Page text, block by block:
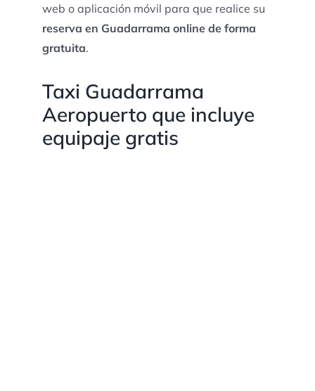
web o aplicación móvil para que realice su
reserva en Guadarrama online de forma
gratuita.
Taxi Guadarrama
Aeropuerto que incluye
equipaje gratis